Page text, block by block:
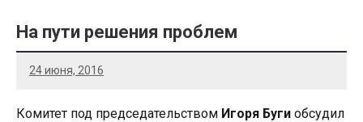
На пути решения проблем
24 июня, 2016
Комитет под председательством Игоря Буги обсудил